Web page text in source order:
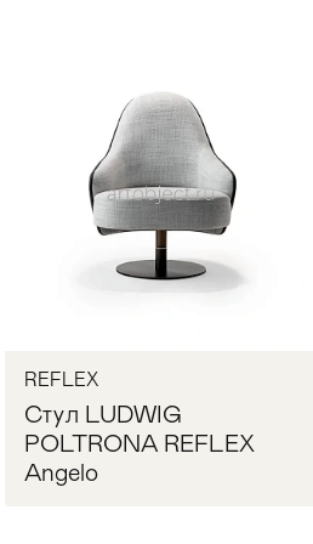
REFLEX
Стул LUDWIG
POLTRONA REFLEX
Angelo